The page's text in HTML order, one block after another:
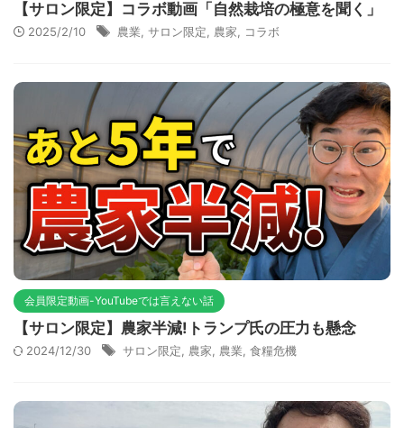
【サロン限定】コラボ動画「自然栽培の極意を聞く」
2025/2/10 農業, サロン限定, 農家, コラボ
会員限定動画-YouTubeでは言えない話
【サロン限定】農家半減!トランプ氏の圧力も懸念
2024/12/30 サロン限定 農家 農業 食糧危機